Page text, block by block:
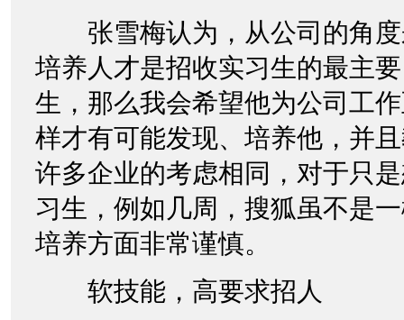
张雪梅认为，从公司的角度
培养人才是招收实习生的最主
生，那么我会希望他为公司工
样才有可能发现、培养他，并
许多企业的考虑相同，对于只
习生，例如几周，搜狐虽不是
培养方面非常谨慎。
软技能，高要求招人